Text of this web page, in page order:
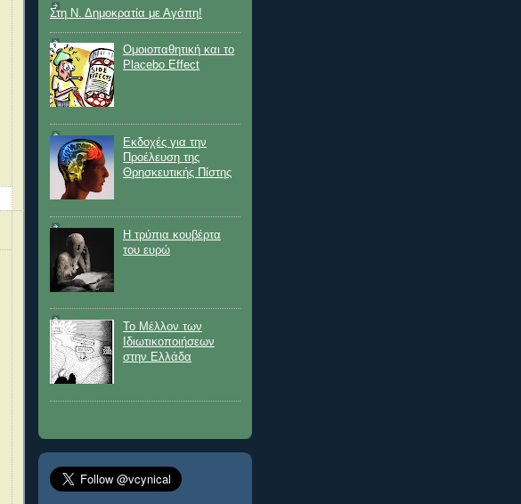
Στη Ν. Δημοκρατία με Αγάπη!
Ομοιοπαθητική και το
Placebo Effect
Εκδοχές για την
Προέλευση της
Θρησκευτικής Πίστης
Η τρύπια κουβέρτα
του ευρώ
Το Μέλλον των
Ιδιωτικοποιήσεων
στην Ελλάδα